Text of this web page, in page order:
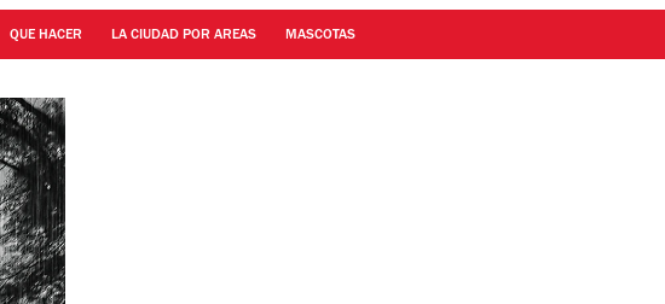
QUE HACER LA CIUDAD POR AREAS MASCOTAS